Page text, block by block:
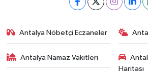
Antalya Nöbetçi Eczaneler
Antalya Namaz Vakitleri
Haritası